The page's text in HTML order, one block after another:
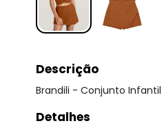
Descrição
Brandili - Conjunto
Detalhes